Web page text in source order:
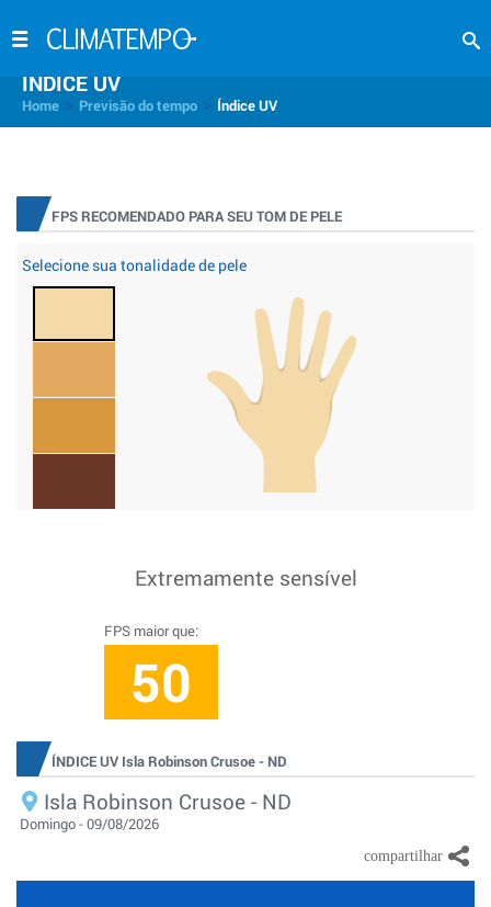
INDICE UV
Home Previsão do tempo Índice UV
FPS RECOMENDADO PARA SEU TOM DE PELE
Selecione sua tonalidade de pele
Extremamente sensível
FPS maior que:
50
ÍNDICE UV Isla Robinson Crusoe - ND
Isla Robinson Crusoe - ND
Domingo - 09/08/2026